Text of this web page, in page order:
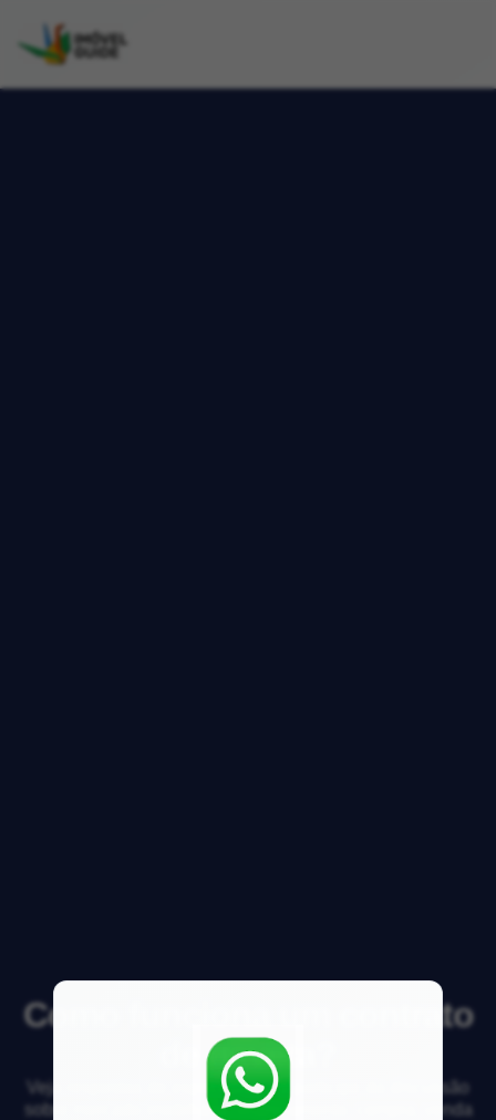
Como funciona um contrato
de gaveta?
Veja respostas de especialistas e participe da discussão
sobre mercado imobiliário, financiamento, compra, venda